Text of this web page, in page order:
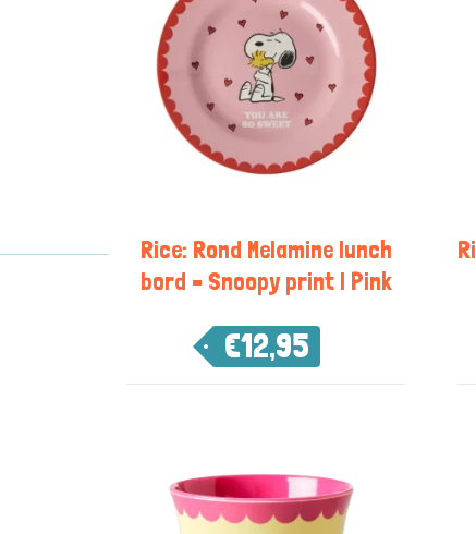
Rice: Rond Melamine lunch
bord – Snoopy print | Pink
€12,95